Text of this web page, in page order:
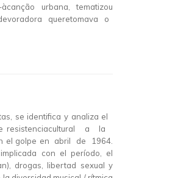
urbana, tematizou
queretomava o
se identifica y analiza el
de resistenciacultural a la
el golpe en abril de 1964.
con el período, el
drogas, libertad sexual y